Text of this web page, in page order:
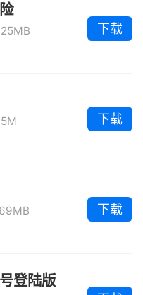
下载
下载
下载
登陆版